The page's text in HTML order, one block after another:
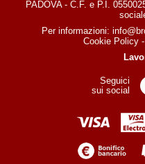
PADOVA - C.F. e P.I.
Per informazioni:
Cookie Policy -
Seguici
sui social